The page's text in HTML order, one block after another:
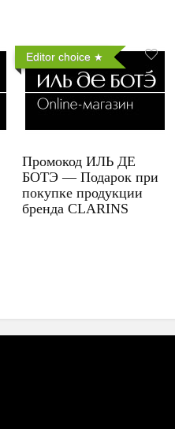
Editor choice
Промокод ИЛЬ ДЕ
БОТЭ — Подарок при
покупке продукции
бренда CLARINS